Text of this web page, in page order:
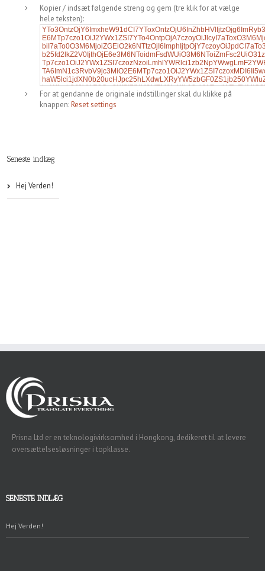
Kopier / indsæt følgende streng og gem (tre klik for at vælge
hele teksten):
For at gendanne de originale indstillinger skal du klikke på
knappen:Reset settings
Seneste indlæg
Hej Verden!
Prisna Ltd er en teknologivirksomhed i Hongkong, dedikeret til at levere
oversættelsesløsninger i topklasse.
SENESTE INDLÆG
Hej Verden!